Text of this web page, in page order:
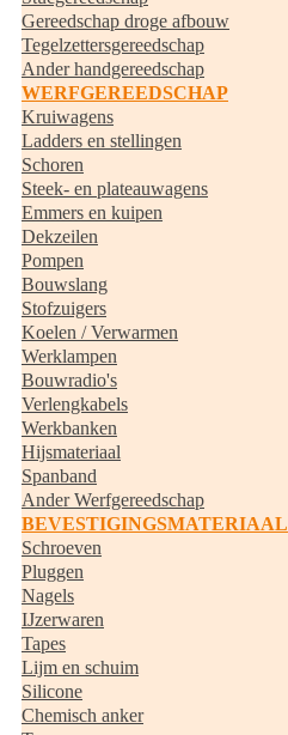
Gereedschap droge afbouw
Tegelzettersgereedschap
Ander handgereedschap
WERFGEREEDSCHAP
Kruiwagens
Ladders en stellingen
Schoren
Steek- en plateauwagens
Emmers en kuipen
Dekzeilen
Pompen
Bouwslang
Stofzuigers
Koelen / Verwarmen
Werklampen
Bouwradio's
Verlengkabels
Werkbanken
Hijsmateriaal
Spanband
Ander Werfgereedschap
BEVESTIGINGSMATERIAAL
Schroeven
Pluggen
Nagels
IJzerwaren
Tapes
Lijm en schuim
Silicone
Chemisch anker